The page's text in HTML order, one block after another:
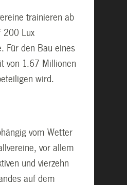
trainieren ab
200 Lux
Für den Bau eines
von 1.67 Millionen
wird.
vom Wetter
vor allem
und vierzehn
auf dem